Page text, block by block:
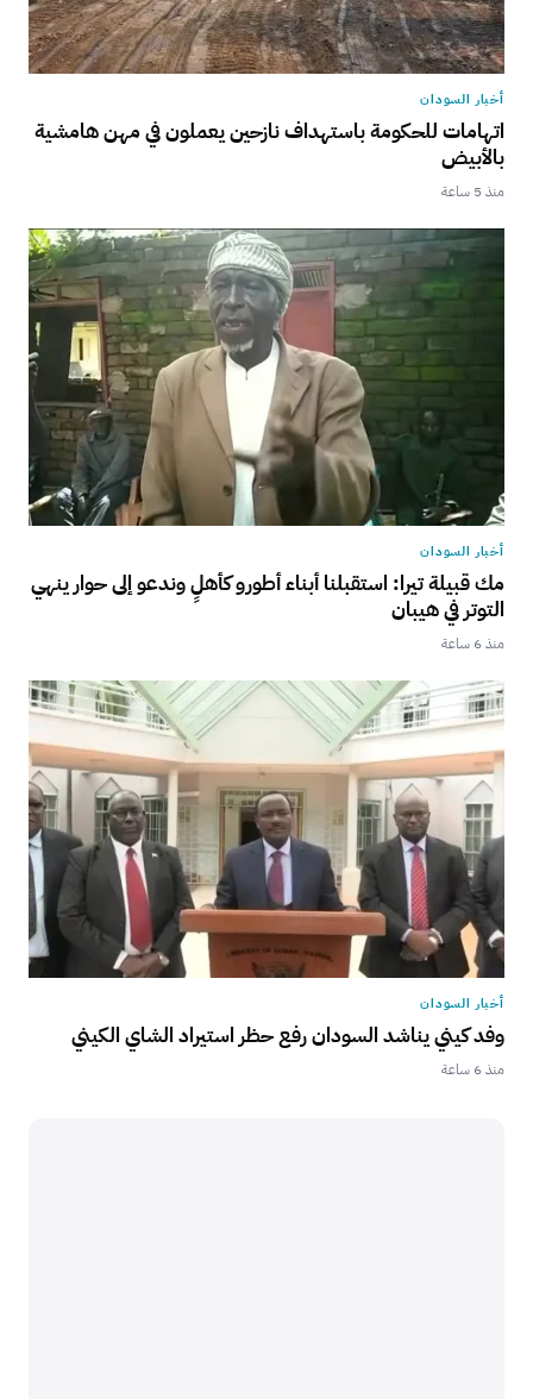
أخبار السودان
اتهامات للحكومة باستهداف نازحين يعملون في مهن هامشية
بالأبيض
منذ 5 ساعة
أخبار السودان
مك قبيلة تيرا: استقبلنا أبناء أطورو كأهلٍ وندعو إلى حوار ينهي
التوتر في هيبان
منذ 6 ساعة
أخبار السودان
وفد كيني يناشد السودان رفع حظر استيراد الشاي الكيني
منذ 6 ساعة